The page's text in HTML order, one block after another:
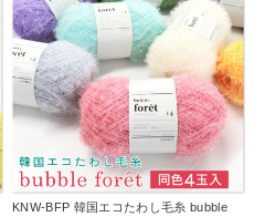
KNW-BFP 韓国エコたわし毛糸 bubble